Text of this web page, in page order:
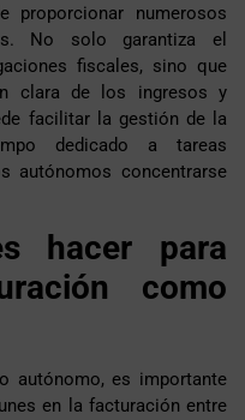
proporcionar numerosos
No solo garantiza el
fiscales, sino que
clara de los ingresos y
facilitar la gestión de la
dedicado a tareas
autónomos concentrarse
hacer para
como
autónomo, es importante
en la facturación entre